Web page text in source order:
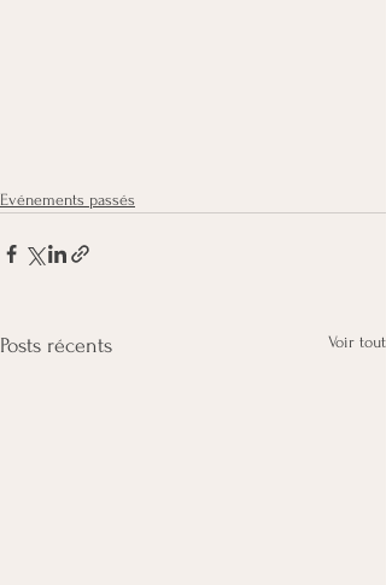
Evénements passés
Posts récents Voir tout